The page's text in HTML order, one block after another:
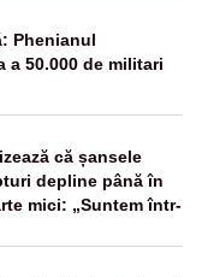
Phenianul
a 50.000 de militari
că șansele
depline până în
mici: „Suntem într-